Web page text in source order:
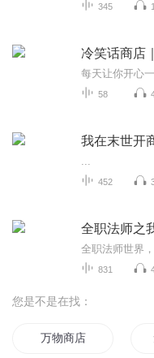
345
冷笑话商店
每天让你开心一
58
我在末世开
452
全职法师之
831
您是不是在找：
万物商店